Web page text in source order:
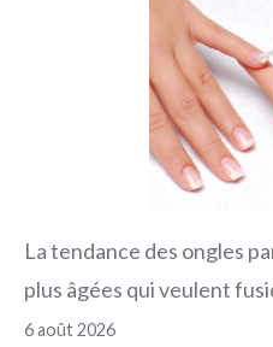
La tendance des ongles
plus âgées qui veulent
6 août 2026